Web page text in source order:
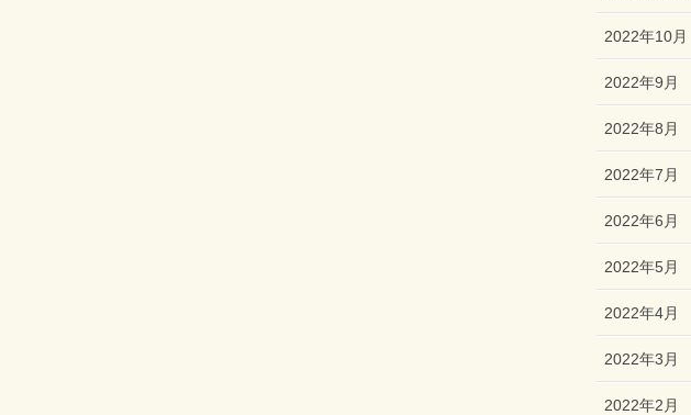
2022年10月
2022年9月
2022年8月
2022年7月
2022年6月
2022年5月
2022年4月
2022年3月
2022年2月